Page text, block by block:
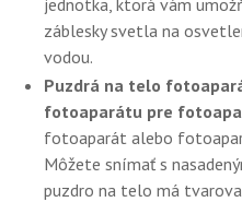
záblesky svetla na
vodou.
Puzdrá na telo
fotoaparátu pre
fotoaparát alebo
Môžete snímať s
puzdro na telo má